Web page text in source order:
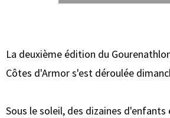
La deuxième édition du
Côtes d'Armor s'est déroulée
Sous le soleil, des dizaines